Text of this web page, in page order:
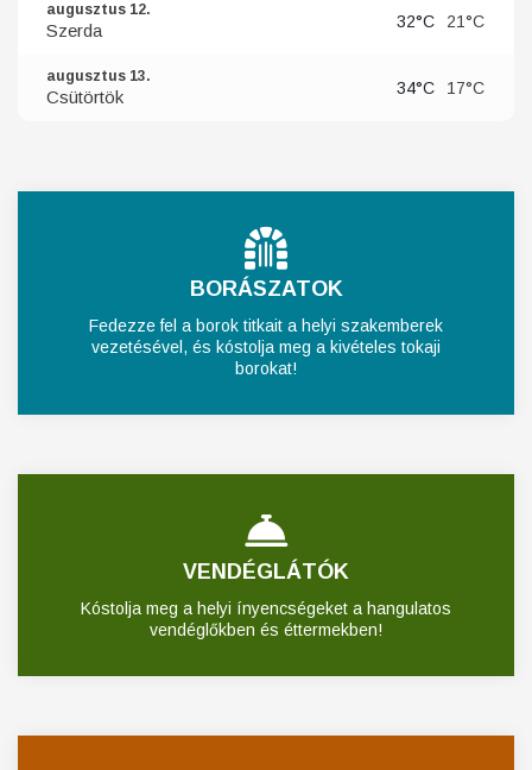
augusztus 12.
Szerda 32°C 21°C
augusztus 13.
Csütörtök 34°C 17°C
BORÁSZATOK
Fedezze fel a borok titkait a helyi szakemberek
vezetésével, és kóstolja meg a kivételes tokaji
borokat!
VENDÉGLÁTÓK
Kóstolja meg a helyi ínyencségeket a hangulatos
vendéglőkben és éttermekben!